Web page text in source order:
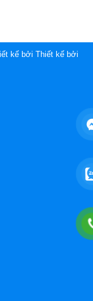
kế bởi Thiết kế bởi